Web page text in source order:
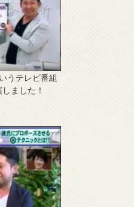
うテレビ番組
ました！